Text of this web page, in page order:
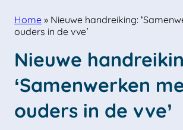
Home » Nieuwe handreiking:
ouders in de vve’
Nieuwe
‘Samenwerken
ouders in de vve’